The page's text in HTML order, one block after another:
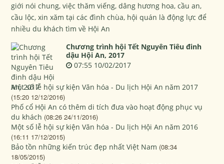
giới nói chung, việc thăm viếng, dâng hương hoa, cầu an,
cầu lộc, xin xăm tại các đình chùa, hội quán là động lực để
nhiều du khách tìm về Hội An
Chương trình hội Tết Nguyên Tiêu đinh
dậu Hội An, 2017
07:55 10/02/2017
Một số lễ hội sự kiện Văn hóa - Du lịch Hội An năm 2017
(15:20 12/12/2016)
Phố cổ Hội An có thêm di tích đưa vào hoạt động phục vụ
du khách (08:26 24/11/2016)
Một số lễ hội sự kiện Văn hóa - Du lịch Hội An năm 2016
(16:11 17/12/2015)
Bảo tồn những kiến trúc đẹp nhất Việt Nam (08:34
18/05/2015)